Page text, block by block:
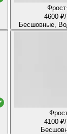
4600 ₽/
4100 ₽/